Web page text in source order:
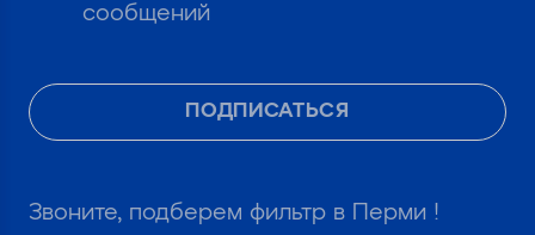
ПОДПИСАТЬСЯ
сообщений
Звоните, подберем фильтр в Перми !